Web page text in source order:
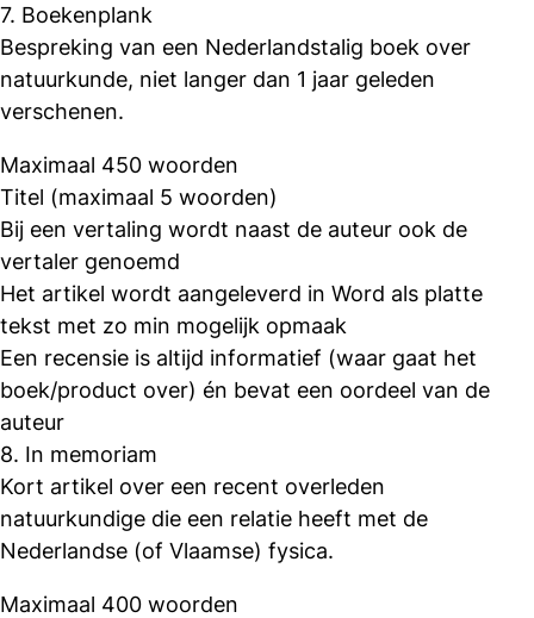
7. Boekenplank
Bespreking van een Nederlandstalig boek over
natuurkunde, niet langer dan 1 jaar geleden
verschenen.
Maximaal 450 woorden
Titel (maximaal 5 woorden)
Bij een vertaling wordt naast de auteur ook de
vertaler genoemd
Het artikel wordt aangeleverd in Word als platte
tekst met zo min mogelijk opmaak
Een recensie is altijd informatief (waar gaat het
boek/product over) én bevat een oordeel van de
auteur
8. In memoriam
Kort artikel over een recent overleden
natuurkundige die een relatie heeft met de
Nederlandse (of Vlaamse) fysica.
Maximaal 400 woorden